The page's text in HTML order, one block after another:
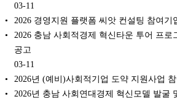
03-11
2026 경영지원 플랫폼 씨앗 컨설팅 참여기
2026 충남 사회적경제 혁신타운 투어 프로
공고
03-11
2026년 (예비)사회적기업 도약 지원사업
2026년 충남 사회연대경제 혁신모델 발굴